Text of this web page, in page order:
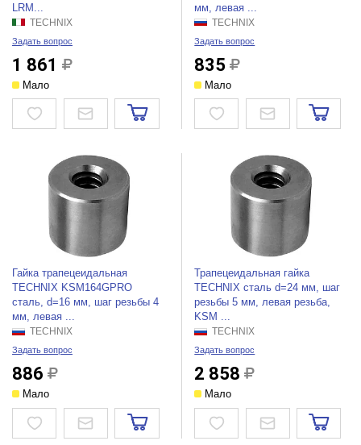
LRM...
TECHNIX
Задать вопрос
1 861
Мало
мм, левая ...
TECHNIX
Задать вопрос
835
Мало
Гайка трапецеидальная
TECHNIX KSM164GPRO
сталь, d=16 мм, шаг резьбы 4
мм, левая ...
TECHNIX
Задать вопрос
886
Мало
Трапецеидальная гайка
TECHNIX сталь d=24 мм, шаг
резьбы 5 мм, левая резьба,
KSM ...
TECHNIX
Задать вопрос
2 858
Мало